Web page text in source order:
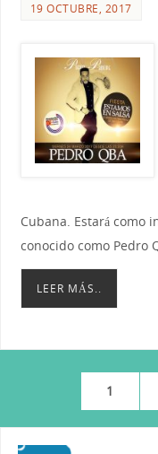
19 OCTUBRE, 2017
Cubana. Estará como
conocido como Pedro
LEER MÁS..
1